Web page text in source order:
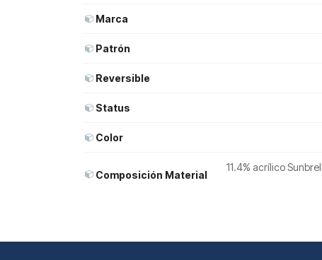
Marca
Patrón
Reversible
Status
Color
Composición Material
11.4% acrílico